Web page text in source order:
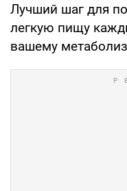
Лучший шаг для
легкую пищу
вашему